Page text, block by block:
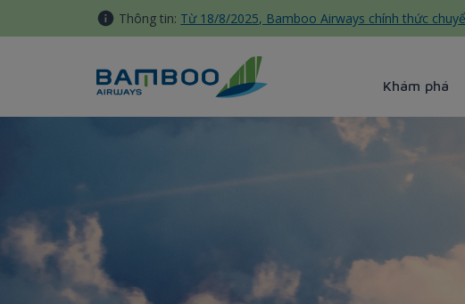
Truy cập nội dung luôn
Thông tin: Từ 18/8/2025, Bamboo Airways chính thức
Khám phá
Vận chuyển động vật cảnh -